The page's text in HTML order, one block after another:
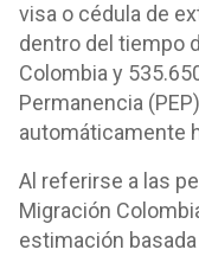
visa o cédula de
dentro del tiempo
Colombia y
Permanencia
automáticamente
Al referirse a las
Migración
estimación